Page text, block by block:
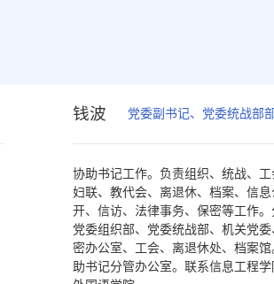
钱波 党委副书记、党委统战部
协助书记工作。负责组织、统战、工
妇联、教代会、离退休、档案、信息
开、信访、法律事务、保密等工作。
党委组织部、党委统战部、机关党委
密办公室、工会、离退休处、档案馆
助书记分管办公室。联系信息工程学